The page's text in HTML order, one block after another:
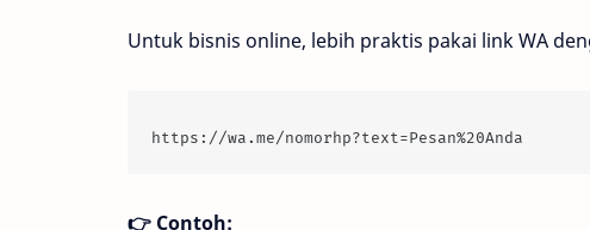
Untuk bisnis online, lebih praktis pakai link WA
https://wa.me/nomorhp?text=Pesan%20Anda
👉 Contoh: